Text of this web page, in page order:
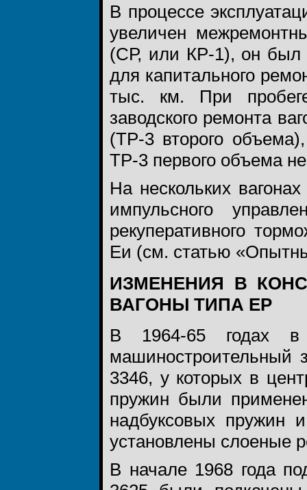
В процессе
увеличен
(СР, или КР-1), он был
для капитального
тыс. км. При
заводского ремонта
(ТР-3 второго
ТР-3 первого объема
На нескольких
импульсного
рекуперативного
Еи (см. статью
ИЗМЕНЕНИЯ В
ВАГОНЫ ТИПА ЕР
В 1964-65 годах в
3346, у которых в
пружин были
надбуксовых пружин
установлены слоеные
В начале 1968 года